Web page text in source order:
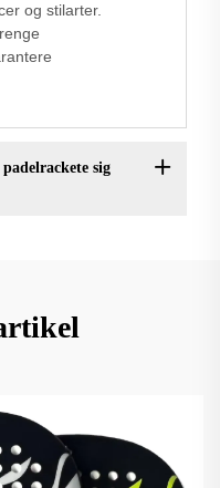
og stilarter.
sig